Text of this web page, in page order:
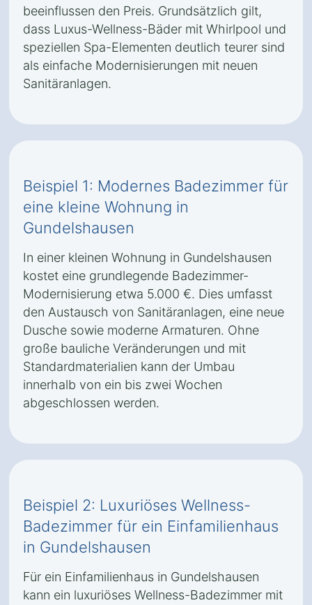
beeinflussen den Preis. Grundsätzlich gilt,
dass Luxus-Wellness-Bäder mit Whirlpool und
speziellen Spa-Elementen deutlich teurer sind
als einfache Modernisierungen mit neuen
Sanitäranlagen.
Beispiel 1: Modernes Badezimmer für
eine kleine Wohnung in
Gundelshausen
In einer kleinen Wohnung in Gundelshausen
kostet eine grundlegende Badezimmer-
Modernisierung etwa 5.000 €. Dies umfasst
den Austausch von Sanitäranlagen, eine neue
Dusche sowie moderne Armaturen. Ohne
große bauliche Veränderungen und mit
Standardmaterialien kann der Umbau
innerhalb von ein bis zwei Wochen
abgeschlossen werden.
Beispiel 2: Luxuriöses Wellness-
Badezimmer für ein Einfamilienhaus
in Gundelshausen
Für ein Einfamilienhaus in Gundelshausen
kann ein luxuriöses Wellness-Badezimmer mit